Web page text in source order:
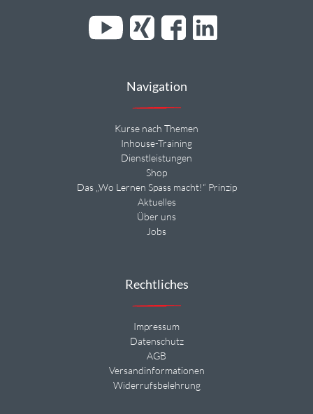
Navigation
Kurse nach Themen
Inhouse-Training
Dienstleistungen
Shop
Das „Wo Lernen Spass macht!“ Prinzip
Aktuelles
Über uns
Jobs
Rechtliches
Impressum
Datenschutz
AGB
Versandinformationen
Widerrufsbelehrung